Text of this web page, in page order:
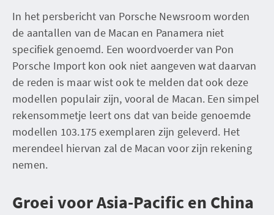
In het persbericht van Porsche Newsroom worden
de aantallen van de Macan en Panamera niet
specifiek genoemd. Een woordvoerder van Pon
Porsche Import kon ook niet aangeven wat daarvan
de reden is maar wist ook te melden dat ook deze
modellen populair zijn, vooral de Macan. Een simpel
rekensommetje leert ons dat van beide genoemde
modellen 103.175 exemplaren zijn geleverd. Het
merendeel hiervan zal de Macan voor zijn rekening
nemen.
Groei voor Asia-Pacific en China